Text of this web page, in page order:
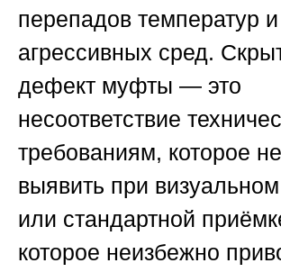
перепадов температур и
агрессивных сред.
дефект муфты — это
несоответствие
требованиям, которое
выявить при
или стандартной
которое неизбежно